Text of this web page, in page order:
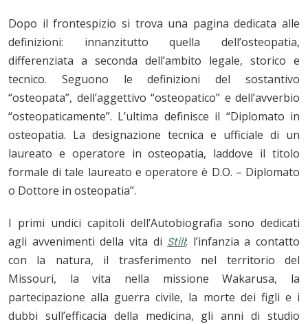
Dopo il frontespizio si trova una pagina dedicata alle
definizioni: innanzitutto quella dell’osteopatia,
differenziata a seconda dell’ambito legale, storico e
tecnico. Seguono le definizioni del sostantivo
“osteopata”, dell’aggettivo “osteopatico” e dell’avverbio
“osteopaticamente”. L’ultima definisce il “Diplomato in
osteopatia. La designazione tecnica e ufficiale di un
laureato e operatore in osteopatia, laddove il titolo
formale di tale laureato e operatore è D.O. – Diplomato
o Dottore in osteopatia”.
I primi undici capitoli dell’Autobiografia sono dedicati
agli avvenimenti della vita di Still: l’infanzia a contatto
con la natura, il trasferimento nel territorio del
Missouri, la vita nella missione Wakarusa, la
partecipazione alla guerra civile, la morte dei figli e i
dubbi sull’efficacia della medicina, gli anni di studio